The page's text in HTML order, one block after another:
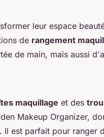
leur espace
de rangement
de main, mais aussi
maquillage et des
Makeup Organizer,
est parfait pour ranger